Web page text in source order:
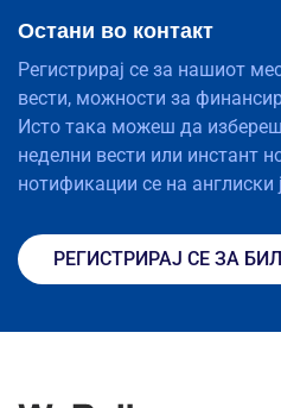
Остани во контакт
Регистрирај се за нашиот
вести, можности за
Исто така можеш да
неделни вести или инстант
нотификации се на англиски
РЕГИСТРИРАЈ СЕ ЗА